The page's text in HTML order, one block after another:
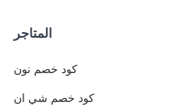
المتاجر
كود خصم نون
كود خصم شي ان